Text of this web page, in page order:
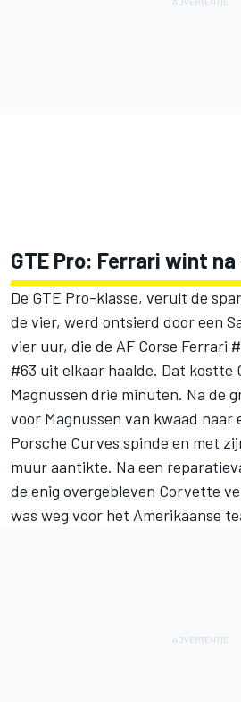
GTE Pro: Ferrari wint
De GTE Pro-klasse, veruit de
de vier, werd ontsierd door een
vier uur, die de AF Corse Ferrari
#63 uit elkaar haalde. Dat
Magnussen drie minuten. Na de
voor Magnussen van kwaad naar
Porsche Curves spinde en met
muur aantikte. Na een
de enig overgebleven Corvette
was weg voor het Amerikaanse